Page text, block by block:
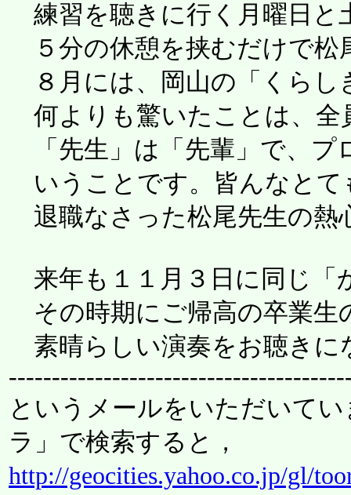
練習を聴きに行く月曜日と
５分の休憩を挟むだけで松
８月には、岡山の「くらし
何よりも驚いたことは、全
「先生」は「先輩」で、プ
いうことです。皆んなとて
退職なさった松尾先生の熱
来年も１１月３日に同じ「
その時期にご帰高の卒業生
素晴らしい演奏をお聴きに
というメールをいただいて
ラ」で検索すると，
http://geocities.yahoo.co.jp/gl/